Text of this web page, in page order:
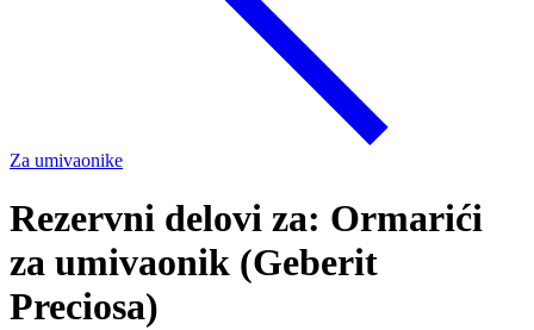
Za umivaonike
Rezervni delovi za: Ormarići
za umivaonik (Geberit
Preciosa)